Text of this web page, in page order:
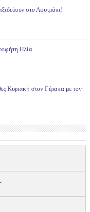
στο Λουτράκι!
Ηλία
Κυριακή στον Γέρακα με τον